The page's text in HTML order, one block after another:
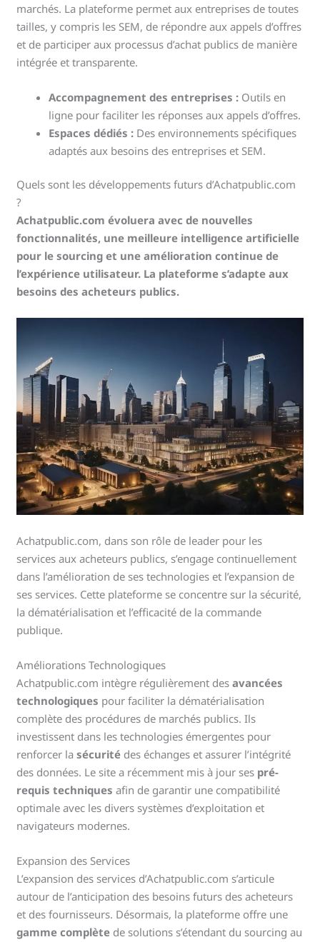
marchés. La plateforme permet aux entreprises de toutes
tailles, y compris les SEM, de répondre aux appels d’offres
et de participer aux processus d’achat publics de manière
intégrée et transparente.
Accompagnement des entreprises : Outils en
ligne pour faciliter les réponses aux appels d’offres.
Espaces dédiés : Des environnements spécifiques
adaptés aux besoins des entreprises et SEM.
Quels sont les développements futurs d’Achatpublic.com
?
Achatpublic.com évoluera avec de nouvelles
fonctionnalités, une meilleure intelligence artificielle
pour le sourcing et une amélioration continue de
l’expérience utilisateur. La plateforme s’adapte aux
besoins des acheteurs publics.
Achatpublic.com, dans son rôle de leader pour les
services aux acheteurs publics, s’engage continuellement
dans l’amélioration de ses technologies et l’expansion de
ses services. Cette plateforme se concentre sur la sécurité,
la dématérialisation et l’efficacité de la commande
publique.
Améliorations Technologiques
Achatpublic.com intègre régulièrement desavancées
technologiques pour faciliter la dématérialisation
complète des procédures de marchés publics. Ils
investissent dans les technologies émergentes pour
renforcer lasécurité des échanges et assurer l’intégrité
des données. Le site a récemment mis à jour ses pré-
requis techniques afin de garantir une compatibilité
optimale avec les divers systèmes d’exploitation et
navigateurs modernes.
Expansion des Services
L’expansion des services d’Achatpublic.com s’articule
autour de l’anticipation des besoins futurs des acheteurs
et des fournisseurs. Désormais, la plateforme offre une
gamme complète de solutions s’étendant du sourcing au